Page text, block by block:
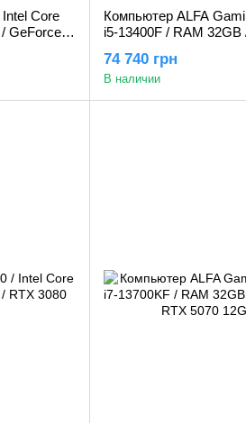
Core
GeForce
Компьютер ALFA
i5-13400F / RAM 32GB
74 740 грн
В наличии